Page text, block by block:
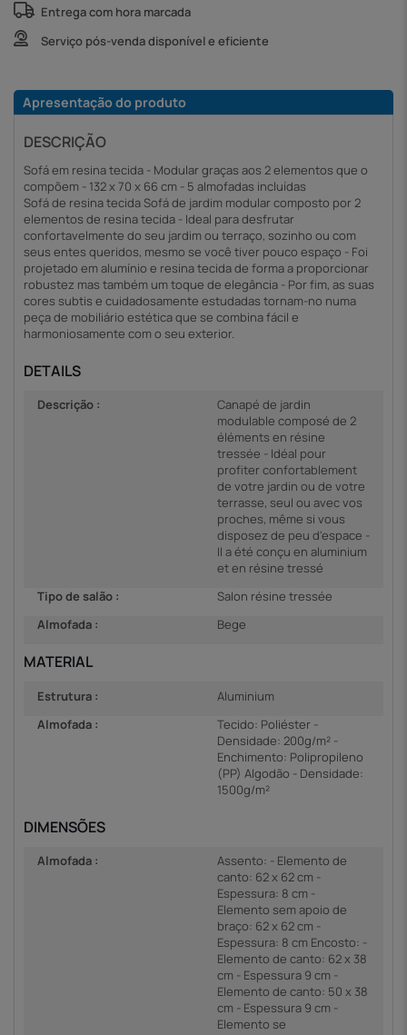
Entrega com hora marcada
Serviço pós-venda disponível e eficiente
Apresentação do produto
DESCRIÇÃO
Sofá em resina tecida - Modular graças aos 2 elementos que o
compõem - 132 x 70 x 66 cm - 5 almofadas incluídas
Sofá de resina tecida Sofá de jardim modular composto por 2
elementos de resina tecida - Ideal para desfrutar
confortavelmente do seu jardim ou terraço, sozinho ou com
seus entes queridos, mesmo se você tiver pouco espaço - Foi
projetado em alumínio e resina tecida de forma a proporcionar
robustez mas também um toque de elegância - Por fim, as suas
cores subtis e cuidadosamente estudadas tornam-no numa
peça de mobiliário estética que se combina fácil e
harmoniosamente com o seu exterior.
DETAILS
Descrição :
Canapé de jardin
modulable composé de 2
éléments en résine
tressée - Idéal pour
profiter confortablement
de votre jardin ou de votre
terrasse, seul ou avec vos
proches, même si vous
disposez de peu d'espace -
Il a été conçu en aluminium
et en résine tressé
Tipo de salão :
Salon résine tressée
Almofada :
Bege
MATERIAL
Estrutura :
Aluminium
Almofada :
Tecido: Poliéster -
Densidade: 200g/m² -
Enchimento: Polipropileno
(PP) Algodão - Densidade:
1500g/m²
DIMENSÕES
Almofada :
Assento: - Elemento de
canto: 62 x 62 cm -
Espessura: 8 cm -
Elemento sem apoio de
braço: 62 x 62 cm -
Espessura: 8 cm Encosto: -
Elemento de canto: 62 x 38
cm - Espessura 9 cm -
Elemento de canto: 50 x 38
cm - Espessura 9 cm -
Elemento se